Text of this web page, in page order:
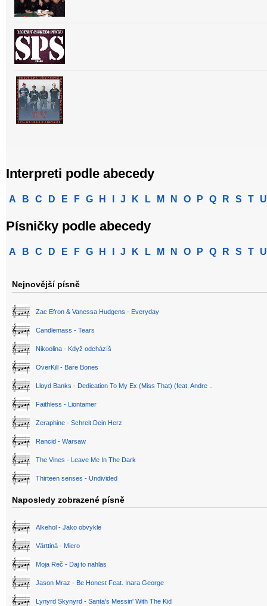
Interpreti podle abecedy
A B C D E F G H J K L M N O P Q R S T U
Písničky podle abecedy
A B C D E F G H J K L M N O P Q R S T U
Nejnovější písně
Zac Efron & Vanessa Hudgens - Everyday
Candlemass - Tears
Nikoolina - Když odcházíš
OverKill - Bare Bones
Lloyd Banks - Dedication To My Ex (Miss That) (feat. Andre ..
Faithless - Liontamer
Zeraphine - Schreit Dein Herz
Rancid - Warsaw
The Vines - Leave Me In The Dark
Thirteen senses - Undivided
Naposledy zobrazené písně
Alkehol - Jako obvykle
Värttinä - Miero
Moja Reč - Daj to nahlas
Jason Mraz - Be Honest Feat. Inara George
Lynyrd Skynyrd - Santa's Messin' With The Kid